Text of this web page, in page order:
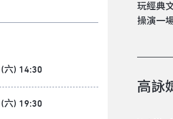
六) 14:30
六) 19:30
玩經典
操演一
高詠